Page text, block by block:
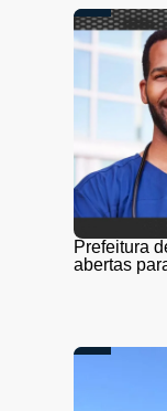
Prefeitura
abertas